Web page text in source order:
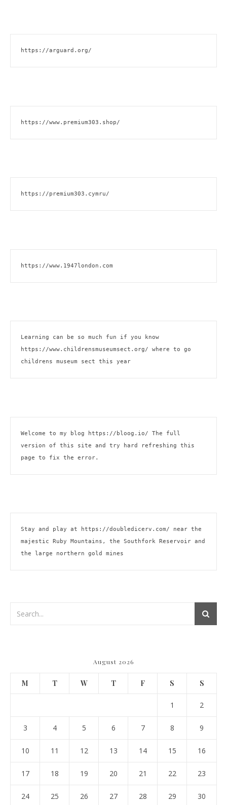
https://arguard.org/
https://www.premium303.shop/
https://premium303.cymru/
https://www.1947london.com
https://www.childrensmuseumsect.org/ where to go
childrens museum sect this year
Welcome to my blog https://bloog.io/ The full
version of this site and try hard refreshing this
page to fix the error.
Stay and play at https://doubledicerv.com/ near the
majestic Ruby Mountains, the Southfork Reservoir and
the large northern gold mines
August 2026
M T W T F S S
1 2
3 4 5 6 7 8 9
10 11 12 13 14 15 16
17 18 19 20 21 22 23
24 25 26 27 28 29 30